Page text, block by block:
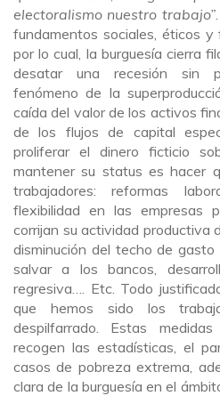
electoralismo nuestro trabajo”
fundamentos sociales, éticos y
por lo cual, la burguesía cierra
desatar una recesión sin
fenómeno de la
caída del valor de los activos
de los flujos de capital
proliferar el dinero ficticio
mantener su status es hacer
trabajadores: reformas
flexibilidad en las empresas
corrijan su actividad productiva
disminución del techo de
salvar a los bancos,
regresiva…. Etc. Todo
que hemos sido los
despilfarrado. Estas
recogen las estadísticas, el
casos de pobreza extrema,
clara de la burguesía en el